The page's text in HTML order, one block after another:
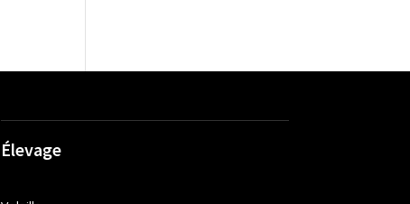
Élevage